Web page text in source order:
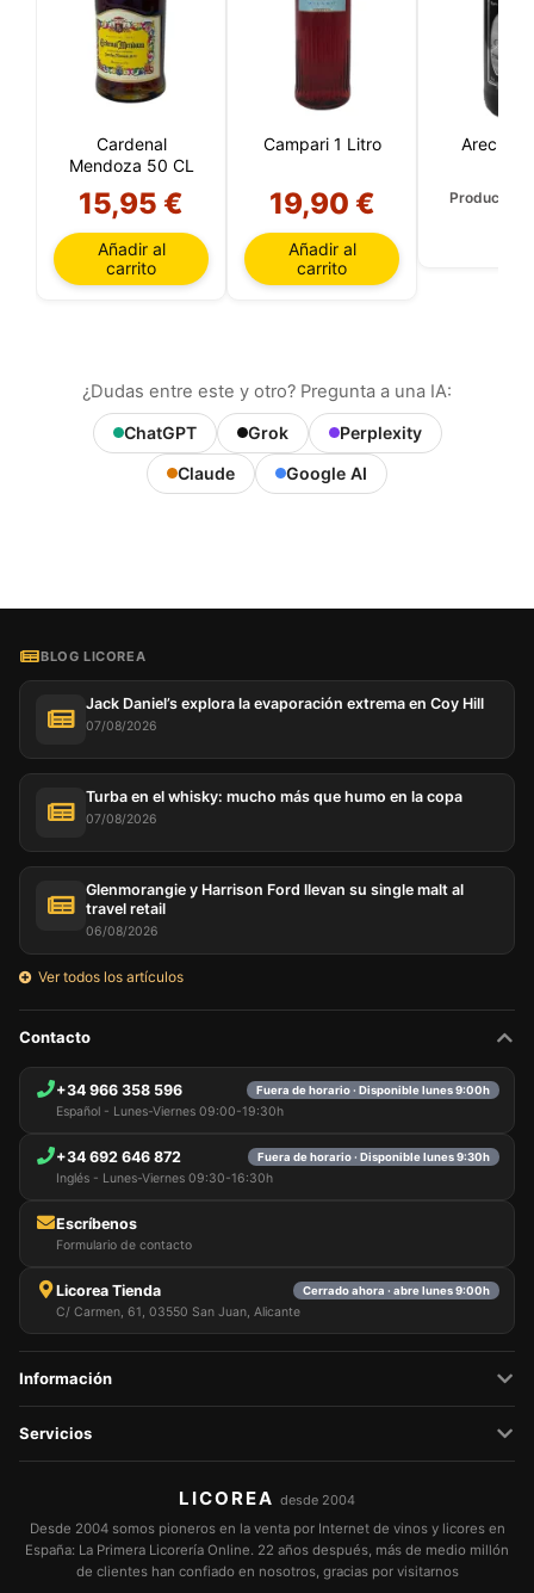
Cardenal
Mendoza 50 CL
15,95 €
Añadir al
carrito
Campari 1 Litro
19,90 €
Añadir al
carrito
Arecha
Producto
¿Dudas entre este y otro? Pregunta a una IA:
ChatGPT Grok
Perplexity
Claude
Google AI
BLOG LICOREA
Jack Daniel’s explora la evaporación extrema en Coy Hill
07/08/2026
Turba en el whisky: mucho más que humo en la copa
07/08/2026
Glenmorangie y Harrison Ford llevan su single malt al
travel retail
06/08/2026
Ver todos los artículos
Contacto
+34 966 358 596 Fuera de horario · Disponible lunes 9:00h
Español - Lunes-Viernes 09:00-19:30h
+34 692 646 872 Fuera de horario · Disponible lunes 9:30h
Inglés - Lunes-Viernes 09:30-16:30h
Escríbenos
Formulario de contacto
Licorea Tienda Cerrado ahora · abre lunes 9:00h
C/ Carmen, 61, 03550 San Juan, Alicante
Información
Servicios
LICOREA desde 2004
Desde 2004 somos pioneros en la venta por Internet de vinos y licores en
España: La Primera Licorería Online. 22 años después, más de medio millón
de clientes han confiado en nosotros, gracias por visitarnos